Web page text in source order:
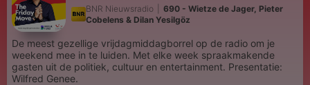
BNR Nieuwsradio
690 - Wietze de Jager, Pieter
Cobelens & Dilan Yesilgöz
De meest gezellige vrijdagmiddagborrel op de radio om je
weekend mee in te luiden. Met elke week spraakmakende
gasten uit de politiek, cultuur en entertainment. Presentatie:
Wilfred Genee.